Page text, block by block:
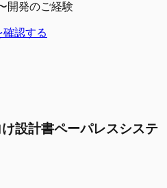
開発のご経験
認する
設計書ペーパレスシステ